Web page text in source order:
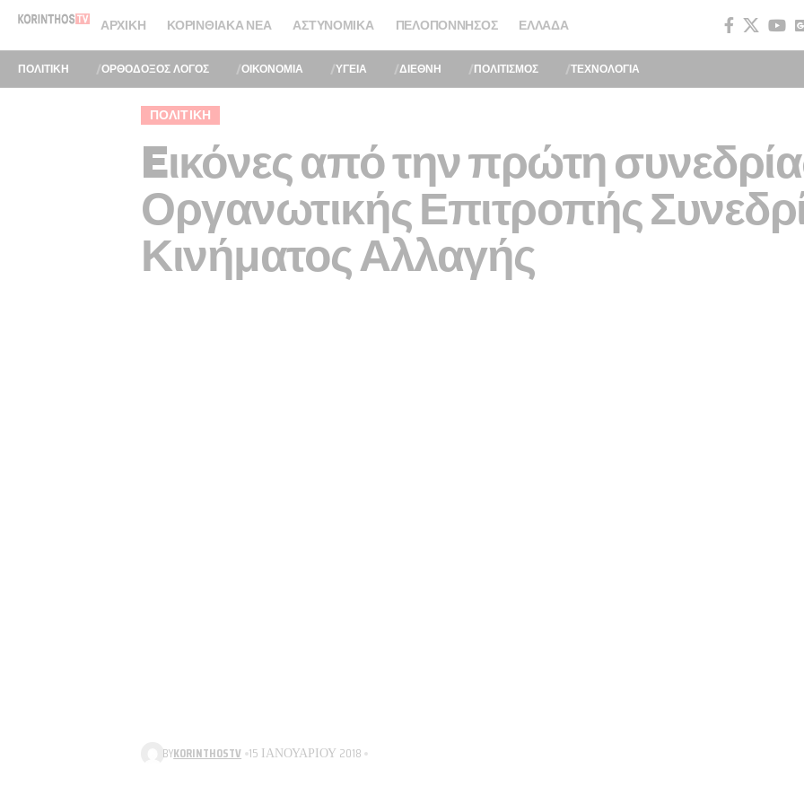
ΑΡΧΙΚΉ ΚΟΡΙΝΘΙΑΚΆ ΝΈΑ ΑΣΤΥΝΟΜΙΚΆ ΠΕΛΟΠΌΝΝΗΣΟΣ ΕΛΛΆΔΑ
ΠΟΛΙΤΙΚΗ ΟΡΘΟΔΟΞΟΣ ΛΟΓΟΣ ΟΙΚΟΝΟΜΙΑ ΥΓΕΙΑ ΔΙΕΘΝΗ ΠΟΛΙΤΙΣΜΟΣ ΤΕΧΝΟΛΟΓΙΑ
ΠΟΛΙΤΙΚΉ
Eικόνες από την πρώτη
Οργανωτικής Επιτροπής
Κινήματος Αλλαγής
BYKORINTHOSTV 15 ΙΑΝΟΥΑΡΊΟΥ 2018